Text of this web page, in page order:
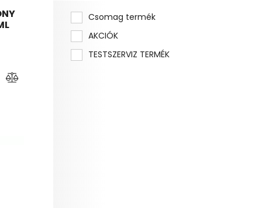
Csomag termék
AKCIÓK
TESTSZERVIZ TERMÉK